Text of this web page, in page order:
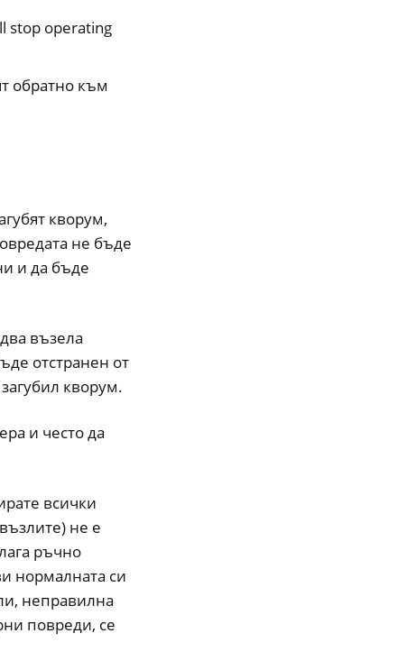
stop operating
обратно към
кворум,
не бъде
и да бъде
възела
отстранен от
кворум.
и често да
всички
не е
ръчно
нормалната си
неправилна
повреди, се